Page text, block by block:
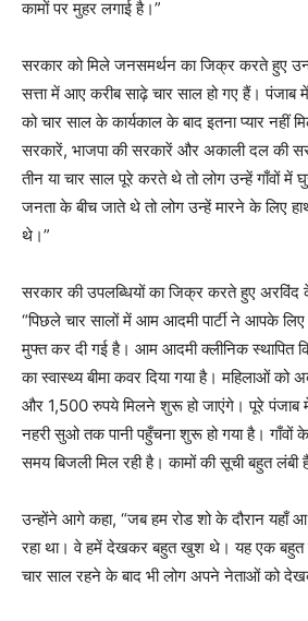
कामों पर मुहर लगाई है।”
सरकार को मिले जनसमर्थन का जिक्र करते हुए
सत्ता में आए करीब साढ़े चार साल हो गए हैं। पंजाब में
को चार साल के कार्यकाल के बाद इतना प्यार नहीं
सरकारें, भाजपा की सरकारें और अकाली दल की
तीन या चार साल पूरे करते थे तो लोग उन्हें गाँवों
जनता के बीच जाते थे तो लोग उन्हें मारने के लिए
थे।”
सरकार की उपलब्धियों का जिक्र करते हुए अरविंद
“पिछले चार सालों में आम आदमी पार्टी ने आपके
मुफ्त कर दी गई है। आम आदमी क्लीनिक स्थापित
का स्वास्थ्य बीमा कवर दिया गया है। महिलाओं
और 1,500 रुपये मिलने शुरू हो जाएंगे। पूरे पंजाब
नहरी सुओ तक पानी पहुँचना शुरू हो गया है। गाँवों
समय बिजली मिल रही है। कामों की सूची बहुत
उन्होंने आगे कहा, “जब हम रोड शो के दौरान यहाँ
रहा था। वे हमें देखकर बहुत खुश थे। यह एक बहुत
चार साल रहने के बाद भी लोग अपने नेताओं को